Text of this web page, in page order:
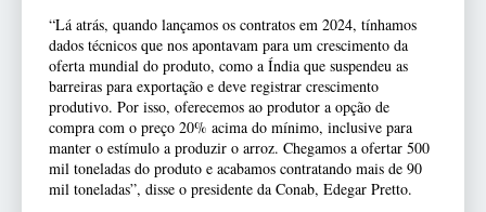
“Lá atrás, quando lançamos os contratos em 2024, tínhamos
dados técnicos que nos apontavam para um crescimento da
oferta mundial do produto, como a Índia que suspendeu as
barreiras para exportação e deve registrar crescimento
produtivo. Por isso, oferecemos ao produtor a opção de
compra com o preço 20% acima do mínimo, inclusive para
manter o estímulo a produzir o arroz. Chegamos a ofertar 500
mil toneladas do produto e acabamos contratando mais de 90
mil toneladas”, disse o presidente da Conab, Edegar Pretto.